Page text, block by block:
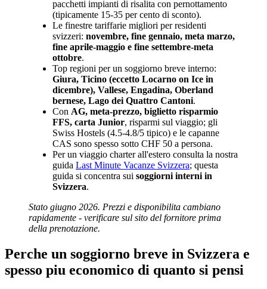
pacchetti impianti di risalita con pernottamento
(tipicamente 15-35 per cento di sconto).
Le finestre tariffarie migliori per residenti
svizzeri: novembre, fine gennaio, meta marzo,
fine aprile-maggio e fine settembre-meta
ottobre.
Top regioni per un soggiorno breve interno:
Giura, Ticino (eccetto Locarno on Ice in
dicembre), Vallese, Engadina, Oberland
bernese, Lago dei Quattro Cantoni.
Con AG, meta-prezzo, biglietto risparmio
FFS, carta Junior, risparmi sul viaggio; gli
Swiss Hostels (4.5-4.8/5 tipico) e le capanne
CAS sono spesso sotto CHF 50 a persona.
Per un viaggio charter all'estero consulta la nostra
guida Last Minute Vacanze Svizzera; questa
guida si concentra sui soggiorni interni in
Svizzera.
Stato giugno 2026. Prezzi e disponibilita cambiano
rapidamente - verificare sul sito del fornitore prima
della prenotazione.
Perche un soggiorno breve in Svizzera e
spesso piu economico di quanto si pensi